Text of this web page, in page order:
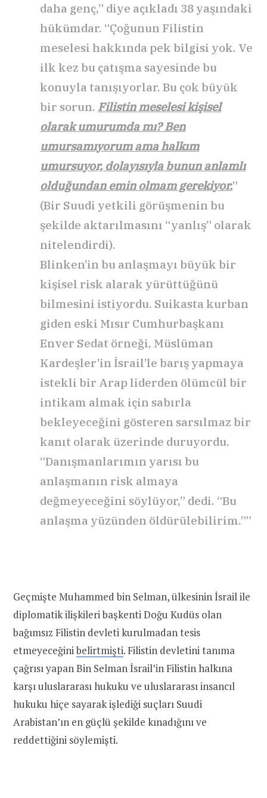
daha genç,” diye açıkladı 38 yaşındaki
hükümdar. “Çoğunun Filistin
meselesi hakkında pek bilgisi yok. Ve
ilk kez bu çatışma sayesinde bu
konuyla tanışıyorlar. Bu çok büyük
bir sorun. Filistin meselesi kişisel
olarak umurumda mı? Ben
umursamıyorum ama halkım
umursuyor, dolayısıyla bunun anlamlı
olduğundan emin olmam gerekiyor.”
(Bir Suudi yetkili görüşmenin bu
şekilde aktarılmasını “yanlış” olarak
nitelendirdi).
Blinken’in bu anlaşmayı büyük bir
kişisel risk alarak yürüttüğünü
bilmesini istiyordu. Suikasta kurban
giden eski Mısır Cumhurbaşkanı
Enver Sedat örneği, Müslüman
Kardeşler’in İsrail’le barış yapmaya
istekli bir Arap liderden ölümcül bir
intikam almak için sabırla
bekleyeceğini gösteren sarsılmaz bir
kanıt olarak üzerinde duruyordu.
“Danışmanlarımın yarısı bu
anlaşmanın risk almaya
değmeyeceğini söylüyor,” dedi. “Bu
anlaşma yüzünden öldürülebilirim.””
Geçmişte Muhammed bin Selman, ülkesinin İsrail ile
diplomatik ilişkileri başkenti Doğu Kudüs olan
bağımsız Filistin devleti kurulmadan tesis
etmeyeceğinibelirtmişti. Filistin devletini tanıma
çağrısı yapan Bin Selman İsrail’in Filistin halkına
karşı uluslararası hukuku ve uluslararası insancıl
hukuku hiçe sayarak işlediği suçları Suudi
Arabistan’ın en güçlü şekilde kınadığını ve
reddettiğini söylemişti.